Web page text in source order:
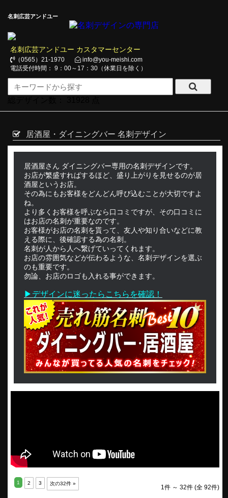
名刺広芸アンドユー
名刺広芸アンドユー カスタマーセンター
（0565）21-1970
info@you-meishi.com
電話受付時間： 9：00～17：30（休業日を除く）
居酒屋・ダイニングバー 名刺デザイン
居酒屋さん ダイニングバー専用の名刺デザインです。
お店が繁盛すればするほど、盛り上がりを見せるのが居
酒屋というお店。
その為にもお客様をどんどん呼び込むことが大切ですよ
ね。
より多くお客様を呼ぶなら口コミですが、その口コミに
はお店の名刺が重要なのです。
お客様がお店の名刺を貰って、友人や知り合いなどに教
える際に、後確認する為の名刺。
名刺が人から人へ繋げていってくれます。
お店の雰囲気などが伝わるような、名刺デザインを選ぶ
のも重要です。
勿論、お店のロゴも入れる事ができます。
▶デザインに迷ったらこちらを確認！
1件 ～ 32件 (全 92件)
1 2 3 次の32件 »